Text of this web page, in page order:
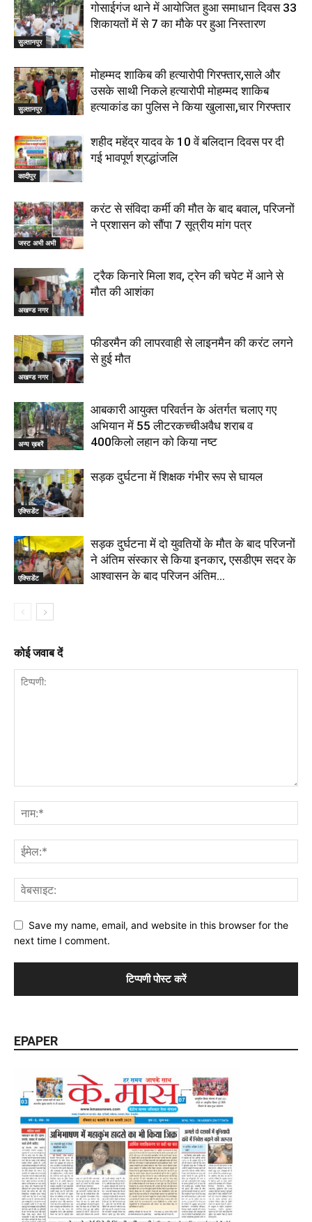
सुल्तानपुर
गोसाईगंज थाने में आयोजित हुआ समाधान दिवस 33
शिकायतों में से 7 का मौके पर हुआ निस्तारण
सुल्तानपुर
मोहम्मद शाकिब की हत्यारोपी गिरफ्तार,साले और
उसके साथी निकले हत्यारोपी मोहम्मद शाकिब
हत्याकांड का पुलिस ने किया खुलासा,चार गिरफ्तार
कादीपुर
शहीद महेंद्र यादव के 10 वें बलिदान दिवस पर दी
गई भावपूर्ण श्रद्धांजलि
जस्ट अभी अभी
करंट से संविदा कर्मी की मौत के बाद बवाल, परिजनों
ने प्रशासन को सौंपा 7 सूत्रीय मांग पत्र
अखण्ड नगर
ट्रैक किनारे मिला शव, ट्रेन की चपेट में आने से
मौत की आशंका
अखण्ड नगर
फीडरमैन की लापरवाही से लाइनमैन की करंट लगने
से हुई मौत
अन्य ख़बरें
आबकारी आयुक्त परिवर्तन के अंतर्गत चलाए गए
अभियान में 55 लीटरकच्चीअवैध शराब व
400किलो लहान को किया नष्ट
एक्सिडेंट
सड़क दुर्घटना में शिक्षक गंभीर रूप से घायल
एक्सिडेंट
सड़क दुर्घटना में दो युवतियों के मौत के बाद परिजनों
ने अंतिम संस्कार से किया इनकार, एसडीएम सदर के
आश्वासन के बाद परिजन अंतिम...
कोई जवाब दें
Save my name, email, and website in this browser for the
next time I comment.
EPAPER